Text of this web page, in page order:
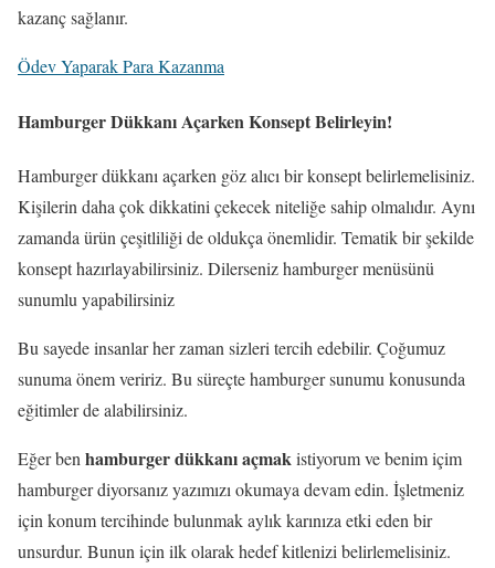
kazanç sağlanır.
Ödev Yaparak Para Kazanma
Hamburger Dükkanı Açarken Konsept Belirleyin!
Hamburger dükkanı açarken göz alıcı bir konsept belirlemelisiniz.
Kişilerin daha çok dikkatini çekecek niteliğe sahip olmalıdır. Aynı
zamanda ürün çeşitliliği de oldukça önemlidir. Tematik bir şekilde
konsept hazırlayabilirsiniz. Dilerseniz hamburger menüsünü
sunumlu yapabilirsiniz
Bu sayede insanlar her zaman sizleri tercih edebilir. Çoğumuz
sunuma önem veririz. Bu süreçte hamburger sunumu konusunda
eğitimler de alabilirsiniz.
Eğer ben hamburger dükkanı açmakistiyorum ve benim içim
hamburger diyorsanız yazımızı okumaya devam edin. İşletmeniz
için konum tercihinde bulunmak aylık karınıza etki eden bir
unsurdur. Bunun için ilk olarak hedef kitlenizi belirlemelisiniz.